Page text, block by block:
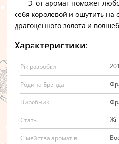
Этот аромат поможет
себя королевой и ощутить на
драгоценного золота и
Характеристики:
Рік розробки
Родина Бренда
Виробник
Стать
Сімейства ароматів